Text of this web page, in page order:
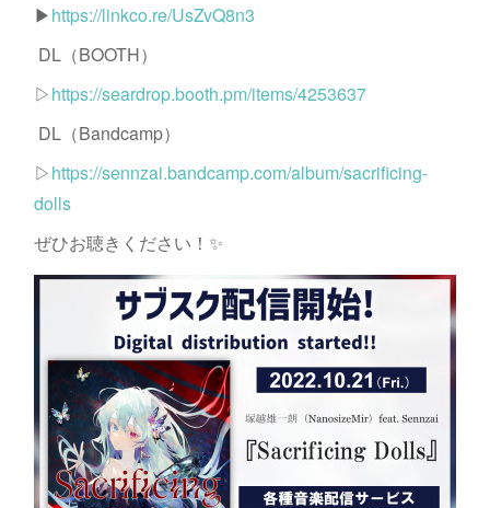
▶https://linkco.re/UsZvQ8n3
DL（BOOTH）
▷https://seardrop.booth.pm/items/4253637
DL（Bandcamp）
▷https://sennzai.bandcamp.com/album/sacrificing-
dolls
ぜひお聴きください！✨